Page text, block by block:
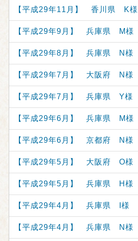
【平成29年11月】 香川県 K様
【平成29年9月】 兵庫県 M様
【平成29年8月】 兵庫県 N様
【平成29年7月】 大阪府 N様
【平成29年7月】 兵庫県 Y様
【平成29年6月】 兵庫県 M様
【平成29年6月】 京都府 N様
【平成29年5月】 大阪府 O様
【平成29年5月】 兵庫県 H様
【平成29年4月】 兵庫県 I様
【平成29年4月】 兵庫県 N様